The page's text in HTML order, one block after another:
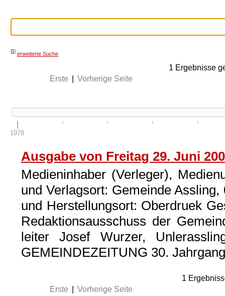
erweiterte Suche
1 Ergebnisse
Erste
Vorherige Seite
1978
Ausgabe von Freitag 29. Juni
Medieninhaber (Verleger),
und Verlagsort: Gemeinde
und Herstellungsort: Oberdruek
Redaktionsausschuss der
leiter Josef Wurzer,
GEMEINDEZEITUNG 30.
1
Erste
Vorherige Seite